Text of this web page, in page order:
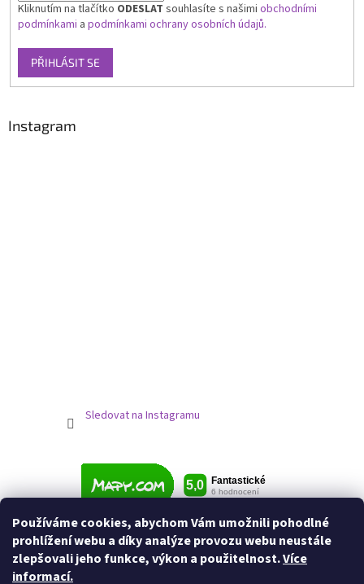
Používáme cookies, abychom Vám umožnili pohodlné
prohlížení webu a díky analýze provozu webu neustále
zlepšovali jeho funkce, výkon a použitelnost.Více
informací.
Kliknutím na tlačítko ODESLAT souhlasíte s našimi obchodními
podmínkami a podmínkami ochrany osobních údajů.
PŘIHLÁSIT SE
Instagram
Sledovat na Instagramu